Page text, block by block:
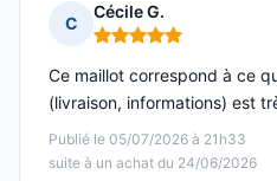
C
Cécile G.
Note : 5 sur 5
Publié le 05/07/2026 à 21h33
suite à un achat du 24/06/2026
Ce maillot correspond à ce
(livraison, informations) est